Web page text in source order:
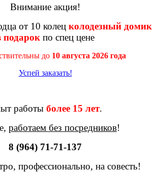
Внимание акция!
от 10 колец колодезный домик
подарок по спец цене
до 10 августа 2026 года
Успей заказать!
работы более 15 лет.
работаем без посредников!
8 (964) 71-71-137
профессионально, на совесть!